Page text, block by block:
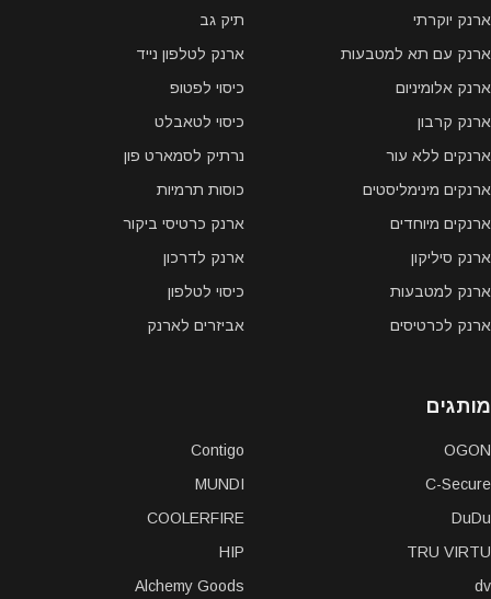
ארנק יוקרתי
ארנק עם תא למטבעות
ארנק אלומיניום
ארנק קרבון
ארנקים ללא עור
ארנקים מינימליסטים
ארנקים מיוחדים
ארנק סיליקון
ארנק למטבעות
ארנק לכרטיסים
תיק גב
ארנק לטלפון נייד
כיסוי לפטופ
כיסוי לטאבלט
נרתיק לסמארט פון
כוסות תרמיות
ארנק כרטיסי ביקור
ארנק לדרכון
כיסוי לטלפון
אביזרים לארנק
מותגים
OGON
C-Secure
DuDu
TRU VIRTU
dv
Contigo
MUNDI
COOLERFIRE
HIP
Alchemy Goods